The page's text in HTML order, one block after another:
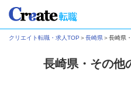
クリエイト転職・求人TOP ＞長崎県＞長崎県
長崎県・その他